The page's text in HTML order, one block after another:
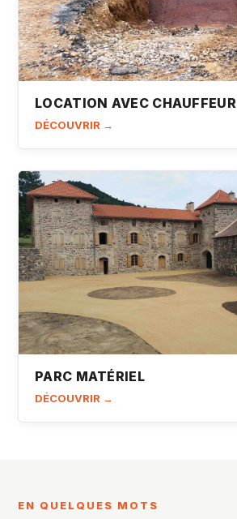
LOCATION AVEC CHAUFFEUR
DÉCOUVRIR →
PARC MATÉRIEL
DÉCOUVRIR →
EN QUELQUES MOTS